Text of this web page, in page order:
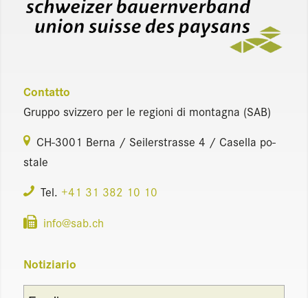
Con­tat­to
Grup­po sviz­ze­ro per le re­gio­ni di mon­ta­gna (SAB)
CH-3001 Berna / Sei­ler­stras­se 4 / Ca­sel­la po­
sta­le
Tel. +41 31 382 10 10
info@​sab.​ch
No­ti­zia­rio